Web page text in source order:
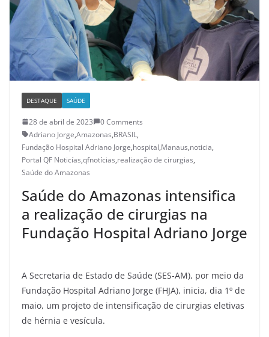
DESTAQUE SAÚDE
28 de abril de 2023
0 Comments
Adriano Jorge,Amazonas,BRASIL,
Fundação Hospital Adriano Jorge,hospital,Manaus,noticia,
Portal QF Noticías,qfnotícias,realização de cirurgias,
Saúde do Amazonas
Saúde do Amazonas intensifica
a realização de cirurgias na
Fundação Hospital Adriano Jorge
A Secretaria de Estado de Saúde (SES-AM), por meio da
Fundação Hospital Adriano Jorge (FHJA), inicia, dia 1º de
maio, um projeto de intensificação de cirurgias eletivas
de hérnia e vesícula.